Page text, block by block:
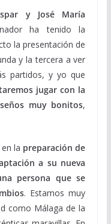
y José María
ha tenido la
la presentación de
y la tercera a ver
partidos, y yo que
jugar con la
muy bonitos,
la preparación de
a su nueva
persona que se
. Estamos muy
como Málaga de la